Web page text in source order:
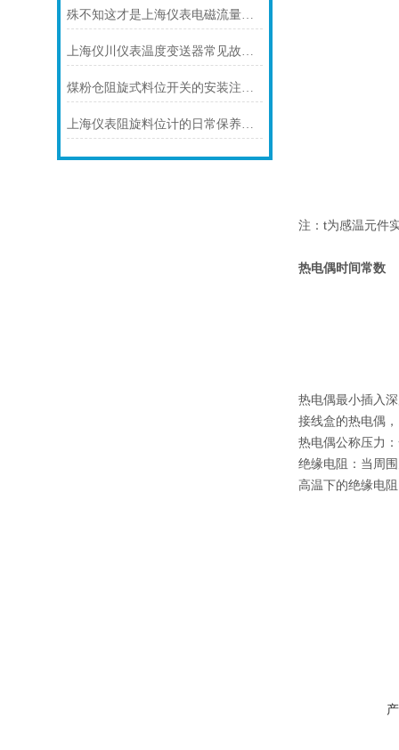
殊不知这才是上海仪表电磁流量计的功能所在
上海仪川仪表温度变送器常见故障及解决方法
煤粉仓阻旋式料位开关的安装注意事项
上海仪表阻旋料位计的日常保养注意事项如下
注：t为感温元件
热电偶时间常数
热电偶最小插入
接线盒的热电偶
热电偶公称压力
绝缘电阻：当周
高温下的绝缘电